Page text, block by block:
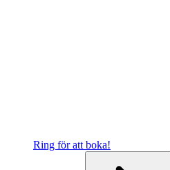
Ring för att boka!